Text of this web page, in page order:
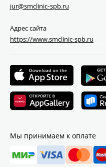
jur@smclinic‑spb.ru
Адрес сайта
https://www.smclinic-spb.ru
Мы принимаем к оплате